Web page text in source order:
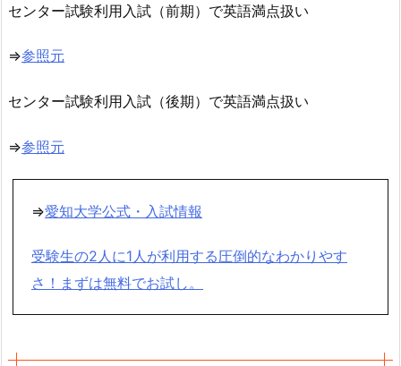
センター試験利用入試（前期）で英語満点扱い
⇒参照元
センター試験利用入試（後期）で英語満点扱い
⇒参照元
⇒愛知大学公式・入試情報
受験生の2人に1人が利用する圧倒的なわかりやす
さ！まずは無料でお試し。